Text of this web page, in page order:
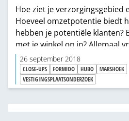
Hoe ziet je verzorgingsgebied
Hoeveel omzetpotentie biedt
hebben je potentiële klanten?
met je winkel op in? Allemaal
vestigingsplaatsonderzoek
beantwoorden. Marshoek-
Rens (links op de foto) weet er
bespreekt het onderwerp
Andre van der Sluis (rechts),
met zijn gevoel.
26 september 2018
CLOSE-UPS FORMIDO HUBO
MARSHOEK
VESTIGINGSPLAATSONDERZOEK